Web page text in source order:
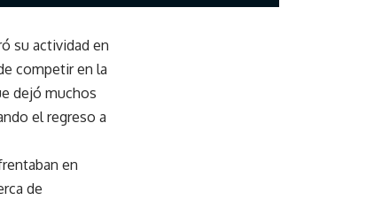
su actividad en
competir en la
dejó muchos
el regreso a
en
de